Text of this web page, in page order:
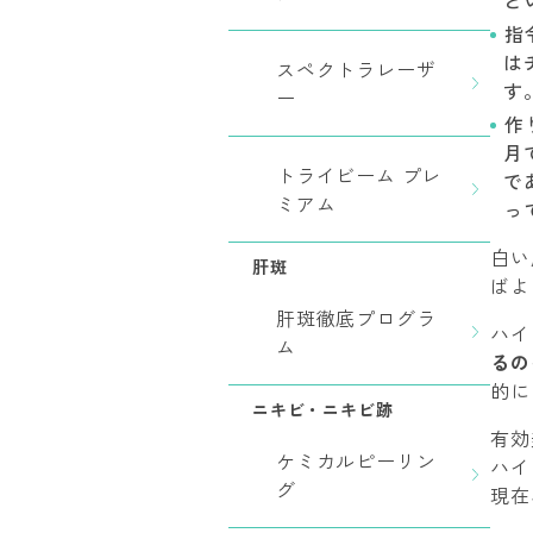
スペクトラレーザ
ー
トライビーム プレ
ミアム
肝斑
肝斑徹底プログラ
ム
ニキビ・ニキビ跡
ケミカルピーリン
グ
指
は
す
作
月
で
っ
白
ば
ハ
る
的
有
ハ
現